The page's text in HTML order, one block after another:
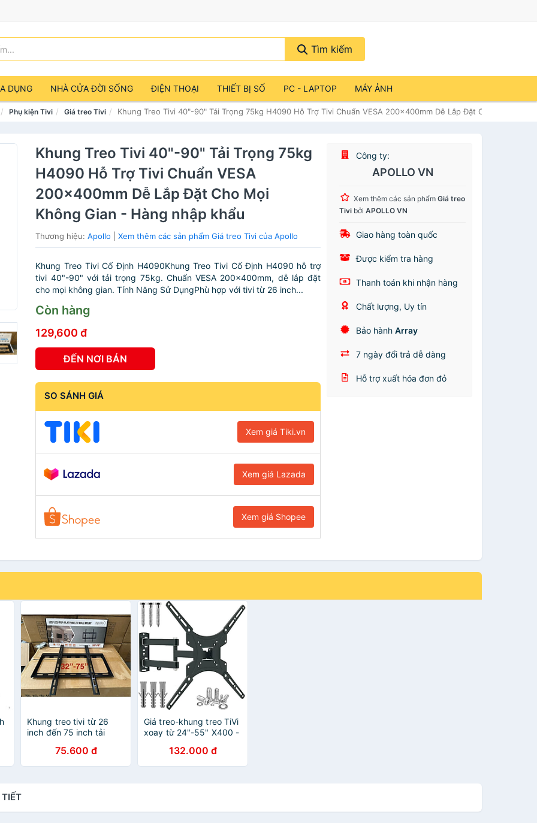
Tìm kiếm
DỤNG NHÀ CỬA ĐỜI SỐNG ĐIỆN THOẠI THIẾT BỊ SỐ PC - LAPTOP MÁY ẢNH
Phụ kiện Tivi Giá treo Tivi Khung Treo Tivi 40"-90" Tải Trọng 75kg H4090 Hỗ Trợ Tivi Chuẩn VESA 200x400mm Dễ Lắp Đặt Cho Mọi
Khung Treo Tivi 40"-90" Tải Trọng 75kg
H4090 Hỗ Trợ Tivi Chuẩn VESA
200x400mm Dễ Lắp Đặt Cho Mọi
Không Gian - Hàng nhập khẩu
Thương hiệu:Apollo |Xem thêm các sản phẩm Giá treo Tivi của Apollo
Khung Treo Tivi Cố Định H4090Khung Treo Tivi Cố Định H4090 hỗ trợ
tivi 40"-90" với tải trọng 75kg. Chuẩn VESA 200x400mm, dễ lắp đặt
cho mọi không gian. Tính Năng Sử DụngPhù hợp với tivi từ 26 inch...
Còn hàng
129,600 đ
ĐẾN NƠI BÁN
SO SÁNH GIÁ
Xem giá Tiki.vn
Xem giá Lazada
Xem giá Shopee
Công ty:
APOLLO VN
Xem thêm các sản phẩmGiá treo
Tivi bởiAPOLLO VN
Giao hàng toàn quốc
Được kiểm tra hàng
Thanh toán khi nhận hàng
Chất lượng, Uy tín
Bảo hànhArray
7 ngày đổi trả dễ dàng
Hỗ trợ xuất hóa đơn đỏ
Khung treo tivi từ 26
inch đến 75 inch tải
chắc chắn, nặng 1.2kg -
Hàng nhập khẩu
75.600 đ
Giá treo-khung treo TiVi
xoay từ 24"-55" X400 -
132.000 đ